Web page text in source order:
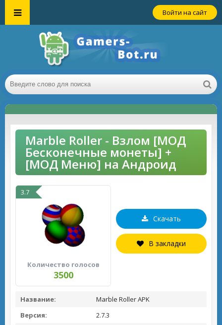
Войти на сайт
Marble Roller - Взлом [МОД
Бесконечные монеты] +
[МОД Меню] на Андроид
3.7
Количество голосов
3500
Скачать
В закладки
Название:
Marble Roller APK
Версия:
2.7.3